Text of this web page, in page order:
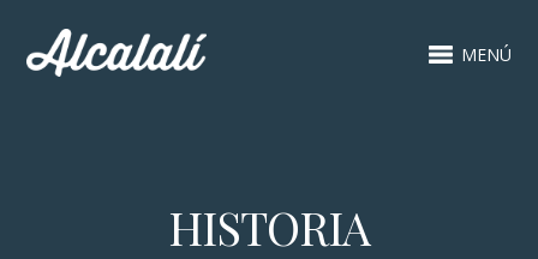
MENÚ
HISTORIA